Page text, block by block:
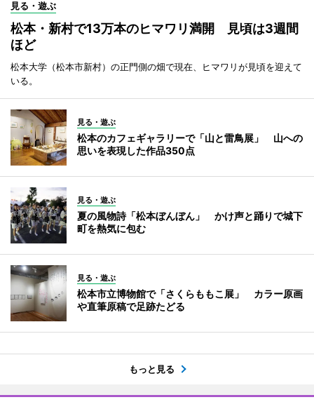
見る・遊ぶ
松本・新村で13万本のヒマワリ満開 見頃は3週間
ほど
松本大学（松本市新村）の正門側の畑で現在、ヒマワリが見頃を迎えて
いる。
見る・遊ぶ
松本のカフェギャラリーで「山と雷鳥展」 山への
思いを表現した作品350点
見る・遊ぶ
夏の風物詩「松本ぼんぼん」 かけ声と踊りで城下
町を熱気に包む
見る・遊ぶ
松本市立博物館で「さくらももこ展」 カラー原画
や直筆原稿で足跡たどる
もっと見る